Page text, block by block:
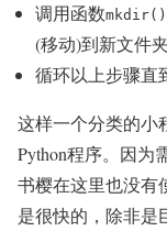
调用函数mkdir()
(移动)到新文件夹
循环以上步骤直
这样一个分类的小
Python程序。因为
书樱在这里也没有
是很快的，除非是